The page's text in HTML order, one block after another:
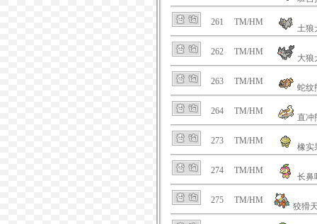
261 TM/HM
土狼
262 TM/HM
大狼
263 TM/HM
蛇纹
264 TM/HM
直冲
273 TM/HM
橡实
274 TM/HM
长鼻
275 TM/HM
狡猾